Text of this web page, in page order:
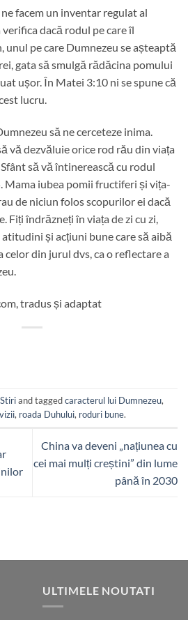
facem un inventar regulat al
dacă rodul pe care îl
unul pe care Dumnezeu se așteaptă
gata să smulgă rădăcina pomului
ușor. În Matei 3:10 ni se spune că
lucru.
să ne cerceteze inima.
vă dezvăluie orice rod rău din viața
să vă întinerească cu rodul
Mama iubea pomii fructiferi și vița-
de niciun folos scopurilor ei dacă
Fiți îndrăzneți în viața de zi cu zi,
și acțiuni bune care să aibă
din jurul dvs, ca o reflectare a
tradus și adaptat
Stiriand taggedcaracterul lui Dumnezeu,
, roada Duhului, roduri bune.
China va deveni „națiunea cu
cei mai mulți creștini” din lume
până în 2030
ULTIMELE NOUTATI